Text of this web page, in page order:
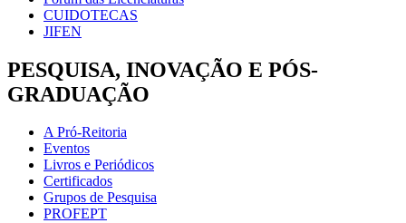
CUIDOTECAS
JIFEN
PESQUISA, INOVAÇÃO E PÓS-
GRADUAÇÃO
A Pró-Reitoria
Eventos
Livros e Periódicos
Certificados
Grupos de Pesquisa
PROFEPT